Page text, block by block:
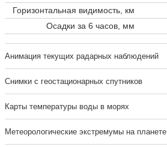
Горизонтальная видимость, км
Осадки за 6 часов, мм
Анимация текущих радарных наблюдений
Cнимки с геостационарных спутников
Карты температуры воды в морях
Метеорологические экстремумы на планете